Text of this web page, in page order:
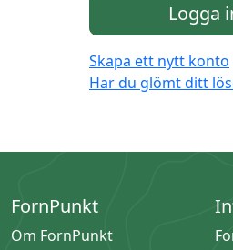
Logga
Skapa ett nytt konto
Har du glömt ditt
FornPunkt
Om FornPunkt